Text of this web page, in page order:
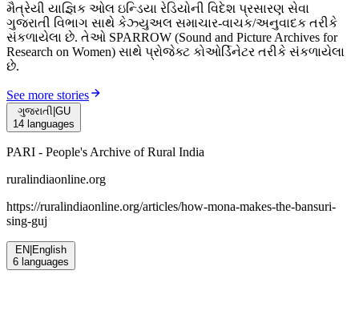
મૈત્રેયી યાજ્ઞિક ઓલ ઇન્ડિયા રેડિયોની વિદેશ પ્રસારણ સેવા
ગુજરાતી વિભાગ સાથે કેઝ્યુઅલ સમાચાર-વાચક/અનુવાદક તરીકે
સંકળાયેલા છે. તેઓ SPARROW (Sound and Picture Archives for
Research on Women) સાથે પ્રોજેક્ટ કોઓર્ડિનેટર તરીકે સંકળાયેલા
છે.
See more stories
ગુજરાતી|GU
14 languages
PARI - People's Archive of Rural India
ruralindiaonline.org
https://ruralindiaonline.org/articles/how-mona-makes-the-bansuri-
sing-guj
EN|English
6 languages